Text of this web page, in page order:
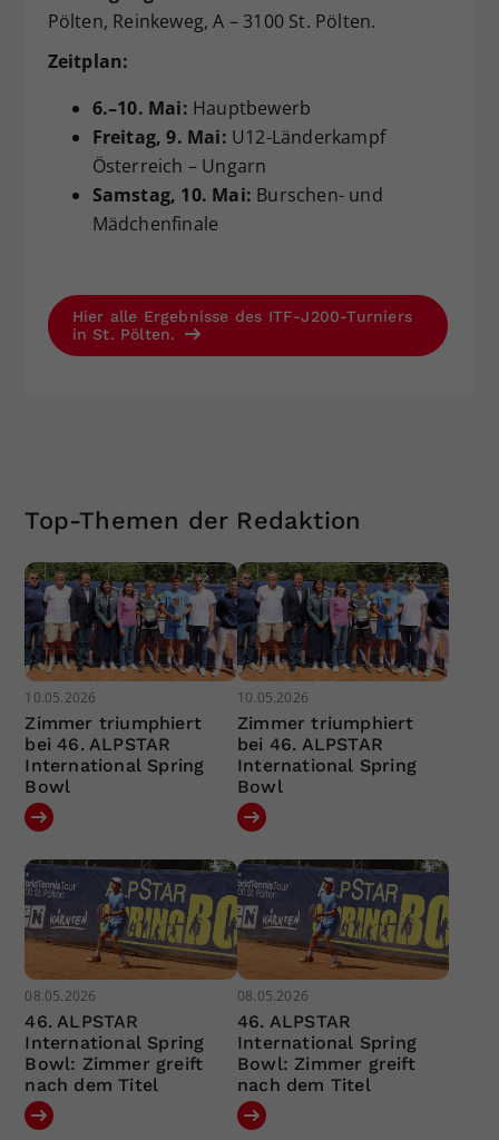
Pölten, Reinkeweg, A – 3100 St. Pölten.
Zeitplan:
6.–10. Mai: Hauptbewerb
Freitag, 9. Mai: U12-Länderkampf
Österreich – Ungarn
Samstag, 10. Mai: Burschen- und
Mädchenfinale
Hier alle Ergebnisse des ITF-J200-Turniers
in St. Pölten.
Top-Themen der Redaktion
10.05.2026
Zimmer triumphiert
bei 46. ALPSTAR
International Spring
Bowl
10.05.2026
Zimmer triumphiert
bei 46. ALPSTAR
International Spring
Bowl
08.05.2026
46. ALPSTAR
International Spring
Bowl: Zimmer greift
nach dem Titel
08.05.2026
46. ALPSTAR
International Spring
Bowl: Zimmer greift
nach dem Titel